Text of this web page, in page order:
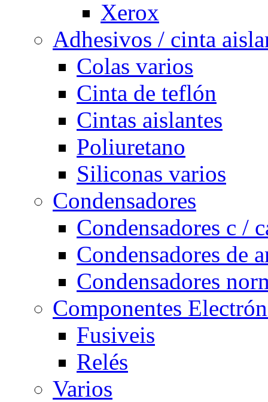
Xerox
Adhesivos / cinta
Colas varios
Cinta de teflón
Cintas aislantes
Poliuretano
Siliconas varios
Condensadores
Condensadores c /
Condensadores de
Condensadores
Componentes
Fusiveis
Relés
Varios